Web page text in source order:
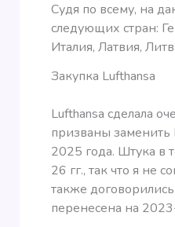
Судя по всему, на
следующих стран:
Италия, Латвия,
Закупка Lufthansa
Lufthansa сделала
призваны заменить
2025 года. Штука в
26 гг., так что я не
также
перенесена на